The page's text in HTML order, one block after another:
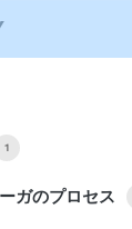
1
ガのプロセス